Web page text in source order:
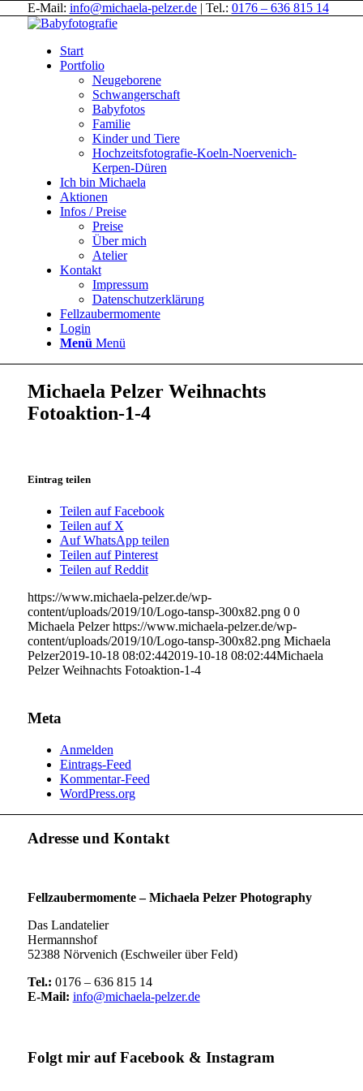
E-Mail: info@michaela-pelzer.de| Tel.: 0176 – 636 815 14
Start
Portfolio
Neugeborene
Schwangerschaft
Babyfotos
Familie
Kinder und Tiere
Hochzeitsfotografie-Koeln-Noervenich-
Kerpen-Düren
Ich bin Michaela
Aktionen
Infos / Preise
Preise
Über mich
Atelier
Kontakt
Impressum
Datenschutzerklärung
Fellzaubermomente
Login
Menü Menü
Michaela Pelzer Weihnachts
Fotoaktion-1-4
Eintrag teilen
Teilen auf Facebook
Teilen auf X
Auf WhatsApp teilen
Teilen auf Pinterest
Teilen auf Reddit
https://www.michaela-pelzer.de/wp-
content/uploads/2019/10/Logo-tansp-300x82.png 0 0
Michaela Pelzer https://www.michaela-pelzer.de/wp-
content/uploads/2019/10/Logo-tansp-300x82.png Michaela
Pelzer2019-10-18 08:02:442019-10-18 08:02:44Michaela
Pelzer Weihnachts Fotoaktion-1-4
Meta
Anmelden
Eintrags-Feed
Kommentar-Feed
WordPress.org
Adresse und Kontakt
Fellzaubermomente –Michaela Pelzer Photography
Das Landatelier
Hermannshof
52388 Nörvenich (Eschweiler über Feld)
Tel.: 0176 – 636 815 14
E-Mail: info@michaela-pelzer.de
Folgt mir auf Facebook & Instagram